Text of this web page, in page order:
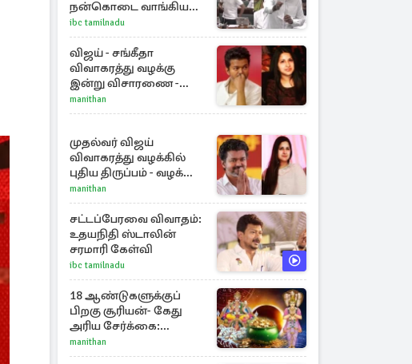
நன்கொடை வாங்கியது
ஏன்? உதயநிதி - ஆதவ்
விவாதம்
ibc tamilnadu
விஜய் - சங்கீதா
விவாகரத்து வழக்கு
இன்று விசாரணை -
காணொளி மூலம்
ஆஜராக வாய்ப்பு
manithan
முதல்வர் விஜய்
விவாகரத்து வழக்கில்
புதிய திருப்பம் - வழக்கை
வாபஸ் பெற்ற சங்கீதா!
manithan
சட்டப்பேரவை விவாதம்:
உதயநிதி ஸ்டாலின்
சரமாரி கேள்வி
ibc tamilnadu
18 ஆண்டுகளுக்குப்
பிறகு சூரியன்- கேது
அரிய சேர்க்கை:
அதிர்ஷ்டம் பெறும் 3
ராசிகள்!
manithan